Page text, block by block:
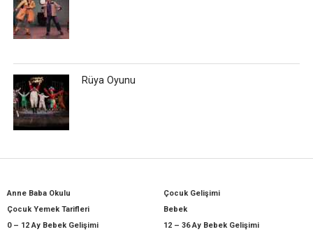
Rüya Oyunu
Anne Baba Okulu
Çocuk Gelişimi
Çocuk Yemek Tarifleri
Bebek
0 – 12 Ay Bebek Gelişimi
12 – 36 Ay Bebek Gelişimi